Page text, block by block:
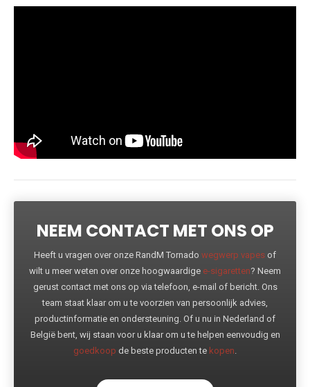
NEEM CONTACT MET ONS OP
Heeft u vragen over onze RandM Tornado wegwerp vapes of
wilt u meer weten over onze hoogwaardige e-sigaretten? Neem
gerust contact met ons op via telefoon, e-mail of bericht. Ons
team staat klaar om u te voorzien van persoonlijk advies,
productinformatie en ondersteuning. Of u nu in Nederland of
België bent, wij staan voor u klaar om u te helpen eenvoudig en
goedkoop de beste producten te kopen.